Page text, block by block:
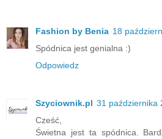
Fashion by Benia 18
Spódnica jest genialna :)
Odpowiedz
Szyciownik.pl 31 października
Cześć,
Świetna jest ta spódnica.